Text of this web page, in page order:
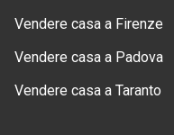
Vendere casa a Firenze
Vendere casa a Padova
Vendere casa a Taranto